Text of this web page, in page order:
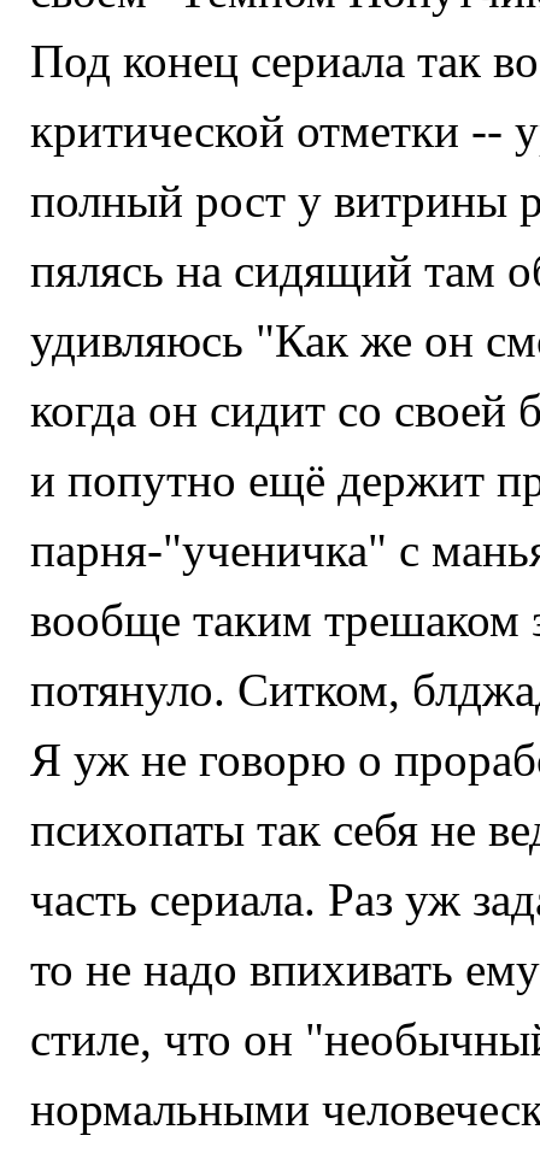
Под конец сериала так
критической отметки --
полный рост у витрины
пялясь на сидящий там
удивляюсь "Как же он
когда он сидит со
и попутно ещё держит
парня-"ученичка" с
вообще таким трешаком
потянуло. Ситком,
Я уж не говорю о
психопаты так себя не
часть сериала. Раз уж
то не надо впихивать
стиле, что он
нормальными